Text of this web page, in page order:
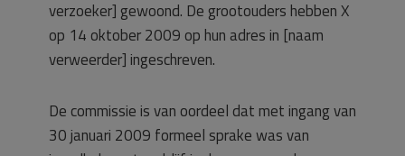
verzoeker] gewoond. De grootouders hebben X
op 14 oktober 2009 op hun adres in [naam
verweerder] ingeschreven.
De commissie is van oordeel dat met ingang van
30 januari 2009 formeel sprake was van